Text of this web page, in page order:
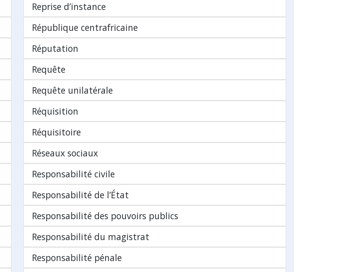
Reprise d’instance
République centrafricaine
Réputation
Requête
Requête unilatérale
Réquisition
Réquisitoire
Réseaux sociaux
Responsabilité civile
Responsabilité de l’État
Responsabilité des pouvoirs publics
Responsabilité du magistrat
Responsabilité pénale